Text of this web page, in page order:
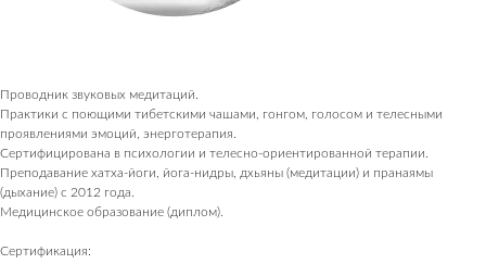
Проводник звуковых медитаций.
Практики с поющими тибетскими чашами, гонгом, голосом и телесными
проявлениями эмоций, энерготерапия.
Сертифицирована в психологии и телесно-ориентированной терапии.
Преподавание хатха-йоги, йога-нидры, дхьяны (медитации) и пранаямы
(дыхание) с 2012 года.
Медицинское образование (диплом).
Сертификация:
ПОСЕТИТЕЛЯМ
Пространство
Магазин
О нас пишут